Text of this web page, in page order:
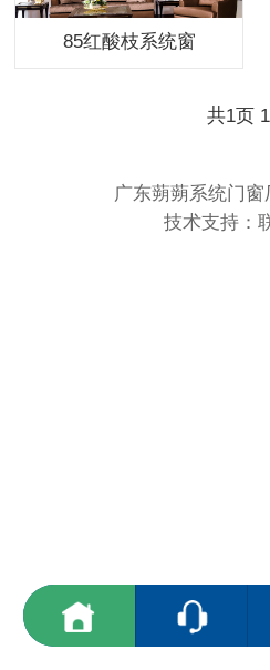
85红酸枝系统窗
共1页 1
广东蒴蒴系统门
技术支持：